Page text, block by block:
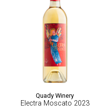
Quady Winery
Electra Moscato 2023